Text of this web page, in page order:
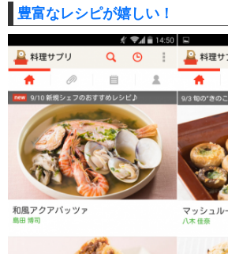
豊富なレシピが嬉しい！